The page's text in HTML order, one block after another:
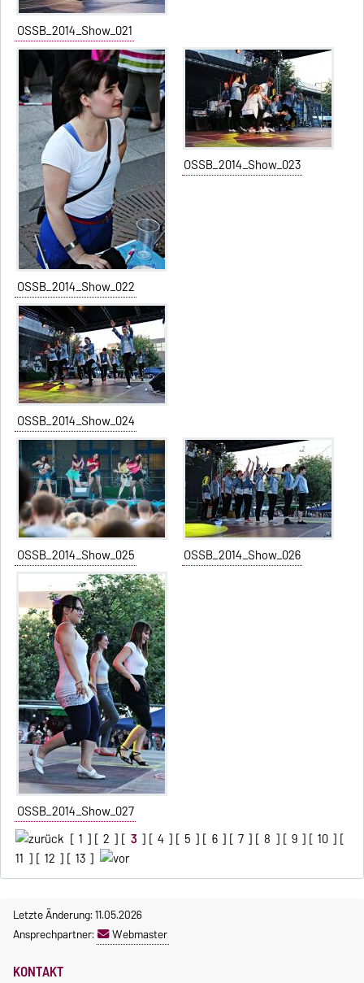
OSSB_2014_Show_021
OSSB_2014_Show_022
OSSB_2014_Show_023
OSSB_2014_Show_024
OSSB_2014_Show_025 OSSB_2014_Show_026
OSSB_2014_Show_027
[ 1 ] [ 2 ] [ 3 ] [ 4 ] [ 5 ] [ 6 ] [ 7 ] [ 8 ] [ 9 ] [ 10 ] [
11 ] [ 12 ] [ 13 ]
Letzte Änderung: 11.05.2026
Ansprechpartner:
Webmaster
KONTAKT